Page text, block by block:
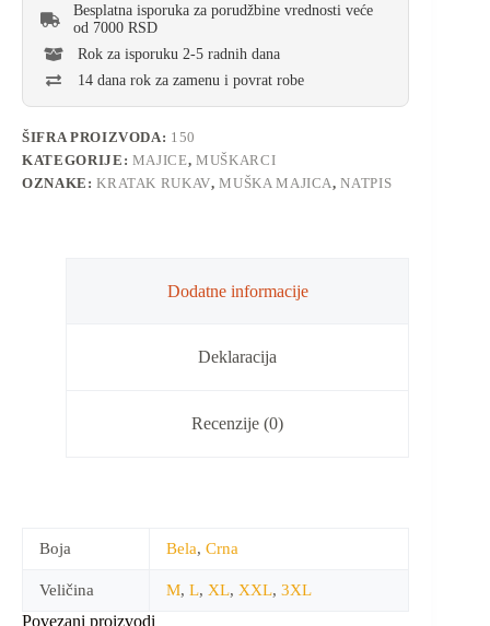
Besplatna isporuka za porudžbine vrednosti veće
od 7000 RSD
Rok za isporuku 2-5 radnih dana
14 dana rok za zamenu i povrat robe
ŠIFRA PROIZVODA: 150
KATEGORIJE: MAJICE,MUŠKARCI
OZNAKE:KRATAK RUKAV,MUŠKA MAJICA,NATPIS
Dodatne informacije
Deklaracija
Recenzije (0)
Boja Bela, Crna
Veličina M, L, XL, XXL, 3XL
Povezani proizvodi